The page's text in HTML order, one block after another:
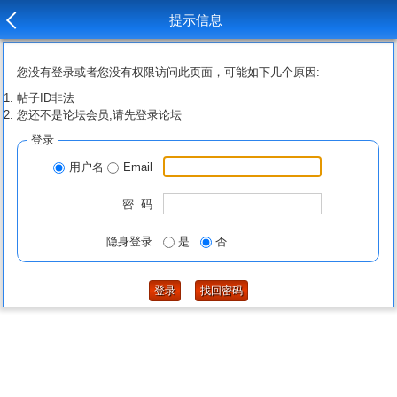
提示信息
您没有登录或者您没有权限访问此页面，可能如下几个原因:
帖子ID非法
您还不是论坛会员,请先登录论坛
登录
用户名 Email
密 码
隐身登录 是 否